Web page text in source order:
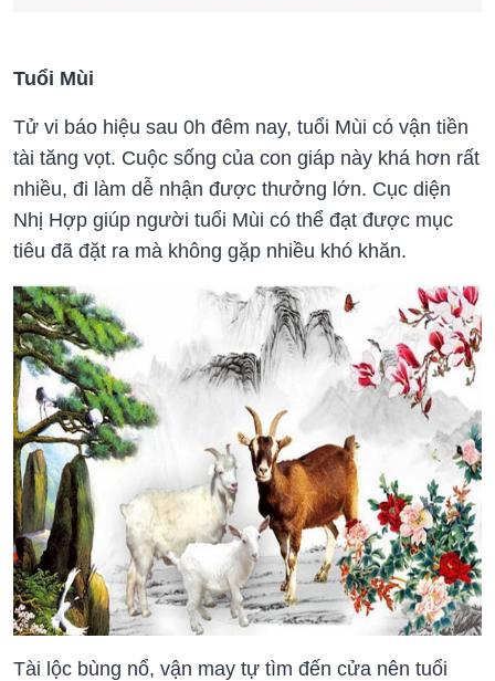
Tuổi Mùi
Tử vi báo hiệu sau 0h đêm nay, tuổi Mùi có vận tiền
tài tăng vọt. Cuộc sống của con giáp này khá hơn rất
nhiều, đi làm dễ nhận được thưởng lớn. Cục diện
Nhị Hợp giúp người tuổi Mùi có thể đạt được mục
tiêu đã đặt ra mà không gặp nhiều khó khăn.
Tài lộc bùng nổ, vận may tự tìm đến cửa nên tuổi